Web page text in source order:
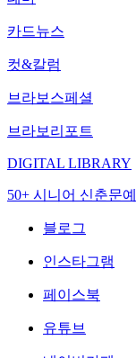
카드뉴스
컷&칼럼
브라보스페셜
브라보리포트
DIGITAL LIBRARY
50+ 시니어 신춘문예
블로그
인스타그램
페이스북
유튜브